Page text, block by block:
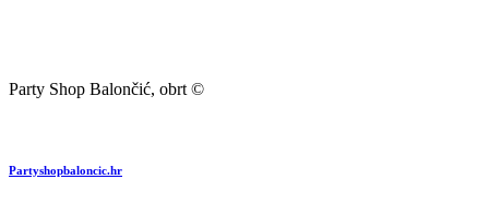
Party Shop Balončić, obrt ©
Partyshopbaloncic.hr